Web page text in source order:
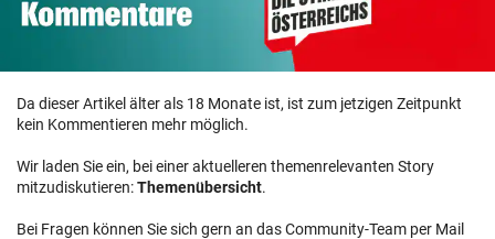
Da dieser Artikel älter als 18 Monate ist, ist zum jetzigen Zeitpunkt
kein Kommentieren mehr möglich.
Wir laden Sie ein, bei einer aktuelleren themenrelevanten Story
mitzudiskutieren:Themenübersicht.
Bei Fragen können Sie sich gern an das Community-Team per Mail